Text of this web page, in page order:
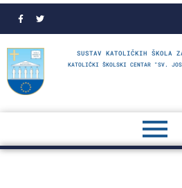
SUSTAV KATOLIČKIH ŠKOLA
KATOLIČKI ŠKOLSKI CENTAR "SV.